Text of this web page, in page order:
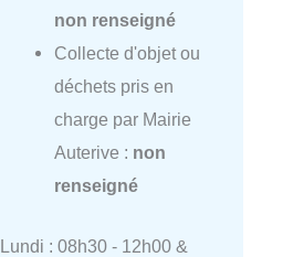
non renseigné
Collecte d'objet ou
déchets pris en
charge par Mairie
Auterive : non
renseigné
Lundi : 08h30 - 12h00 &